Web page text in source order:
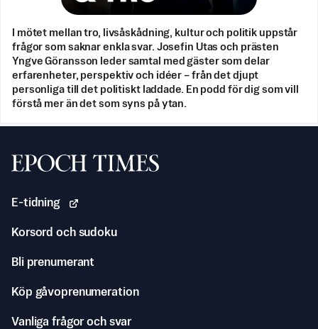
I mötet mellan tro, livsåskådning, kultur och politik uppstår
frågor som saknar enkla svar. Josefin Utas och prästen
Yngve Göransson leder samtal med gäster som delar
erfarenheter, perspektiv och idéer – från det djupt
personliga till det politiskt laddade. En podd för dig som vill
förstå mer än det som syns på ytan.
Svenska Epoch Times
E-tidning
Korsord och sudoku
Bli prenumerant
Köp gåvoprenumeration
Vanliga frågor och svar